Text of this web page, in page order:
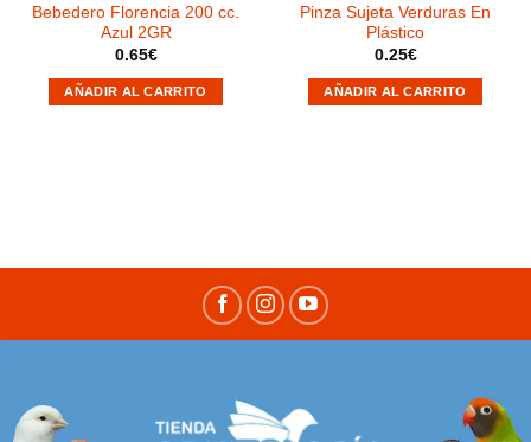
Bebedero Florencia 200 cc.
Azul 2GR
0.65€
AÑADIR AL CARRITO
Pinza Sujeta Verduras En
Plástico
0.25€
AÑADIR AL CARRITO